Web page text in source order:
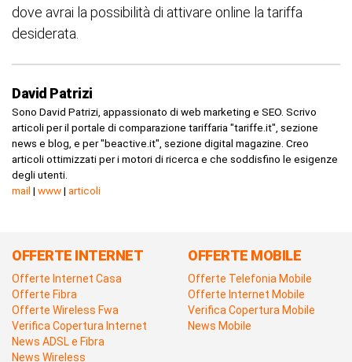
dove avrai la possibilità di attivare online la tariffa
desiderata.
David Patrizi
Sono David Patrizi, appassionato di web marketing e SEO. Scrivo
articoli per il portale di comparazione tariffaria "tariffe.it", sezione
news e blog, e per "beactive.it", sezione digital magazine. Creo
articoli ottimizzati per i motori di ricerca e che soddisfino le esigenze
degli utenti.
mail | www| articoli
OFFERTE INTERNET
Offerte Internet Casa
Offerte Fibra
Offerte Wireless Fwa
Verifica Copertura Internet
News ADSL e Fibra
News Wireless
OFFERTE MOBILE
Offerte Telefonia Mobile
Offerte Internet Mobile
Verifica Copertura Mobile
News Mobile